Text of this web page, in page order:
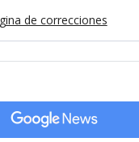
de correcciones